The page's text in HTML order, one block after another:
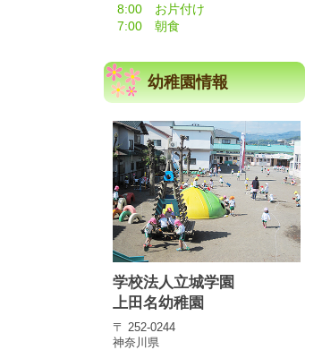
8:00 お片付け
7:00 朝食
幼稚園情報
学校法人立城学園
上田名幼稚園
〒 252-0244
神奈川県